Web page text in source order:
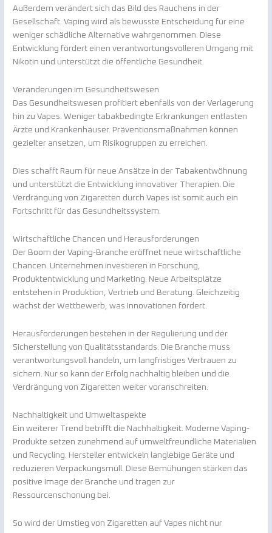
Außerdem verändert sich das Bild des Rauchens in der
Gesellschaft. Vaping wird als bewusste Entscheidung für eine
weniger schädliche Alternative wahrgenommen. Diese
Entwicklung fördert einen verantwortungsvolleren Umgang mit
Nikotin und unterstützt die öffentliche Gesundheit.
Veränderungen im Gesundheitswesen
Das Gesundheitswesen profitiert ebenfalls von der Verlagerung
hin zu Vapes. Weniger tabakbedingte Erkrankungen entlasten
Ärzte und Krankenhäuser. Präventionsmaßnahmen können
gezielter ansetzen, um Risikogruppen zu erreichen.
Dies schafft Raum für neue Ansätze in der Tabakentwöhnung
und unterstützt die Entwicklung innovativer Therapien. Die
Verdrängung von Zigaretten durch Vapes ist somit auch ein
Fortschritt für das Gesundheitssystem.
Wirtschaftliche Chancen und Herausforderungen
Der Boom der Vaping-Branche eröffnet neue wirtschaftliche
Chancen. Unternehmen investieren in Forschung,
Produktentwicklung und Marketing. Neue Arbeitsplätze
entstehen in Produktion, Vertrieb und Beratung. Gleichzeitig
wächst der Wettbewerb, was Innovationen fördert.
Herausforderungen bestehen in der Regulierung und der
Sicherstellung von Qualitätsstandards. Die Branche muss
verantwortungsvoll handeln, um langfristiges Vertrauen zu
sichern. Nur so kann der Erfolg nachhaltig bleiben und die
Verdrängung von Zigaretten weiter voranschreiten.
Nachhaltigkeit und Umweltaspekte
Ein weiterer Trend betrifft die Nachhaltigkeit. Moderne Vaping-
Produkte setzen zunehmend auf umweltfreundliche Materialien
und Recycling. Hersteller entwickeln langlebige Geräte und
reduzieren Verpackungsmüll. Diese Bemühungen stärken das
positive Image der Branche und tragen zur
Ressourcenschonung bei.
So wird der Umstieg von Zigaretten auf Vapes nicht nur